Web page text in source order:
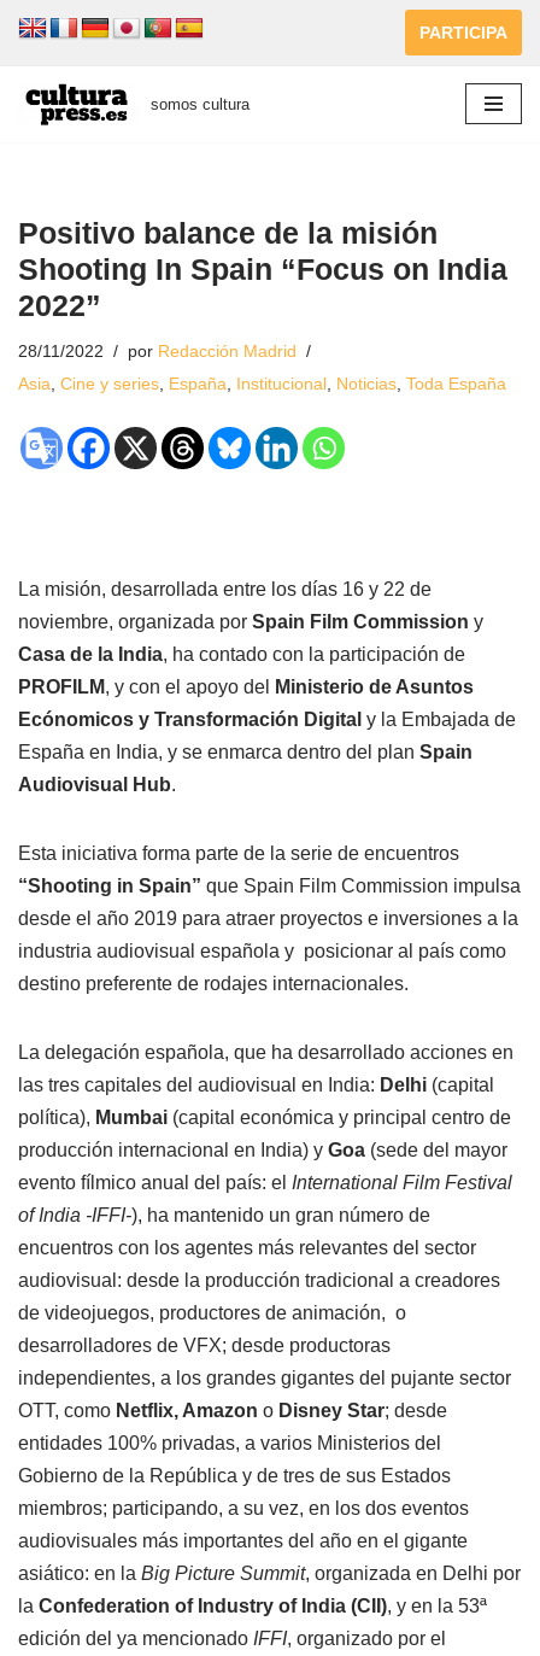
al
contenido
PARTICIPA
somos cultura
Positivo balance de la misión
Shooting In Spain “Focus on India
2022”
28/11/2022 por Redacción Madrid
Asia Cine y series España Institucional Noticias Toda España
La misión, desarrollada entre los días 16 y 22 de
noviembre, organizada por Spain Film Commission y
Casa de la India, ha contado con la participación de
PROFILM, y con el apoyo del
Ministerio de Asuntos
Ecónomicos y Transformación Digital y la Embajada de
España en India, y se enmarca dentro del plan Spain
Audiovisual Hub.
Esta iniciativa forma parte de la serie de encuentros
“Shooting in Spain” que Spain Film Commission impulsa
desde el año 2019 para atraer proyectos e inversiones a la
industria audiovisual española y posicionar al país como
destino preferente de rodajes internacionales.
La delegación española, que ha desarrollado acciones en
las tres capitales del audiovisual en India: Delhi (capital
política), Mumbai (capital económica y principal centro de
producción internacional en India) y Goa (sede del mayor
evento fílmico anual del país: el International Film Festival
of India -IFFI-), ha mantenido un gran número de
encuentros con los agentes más relevantes del sector
audiovisual: desde la producción tradicional a creadores
de videojuegos, productores de animación, o
desarrolladores de VFX; desde productoras
independientes, a los grandes gigantes del pujante sector
OTT, como Netflix, Amazon o Disney Star; desde
entidades 100% privadas, a varios Ministerios del
Gobierno de la República y de tres de sus Estados
miembros; participando, a su vez, en los dos eventos
audiovisuales más importantes del año en el gigante
asiático: en la Big Picture Summit, organizada en Delhi por
la Confederation of Industry of India (CII), y en la 53ª
edición del ya mencionado IFFI, organizado por el